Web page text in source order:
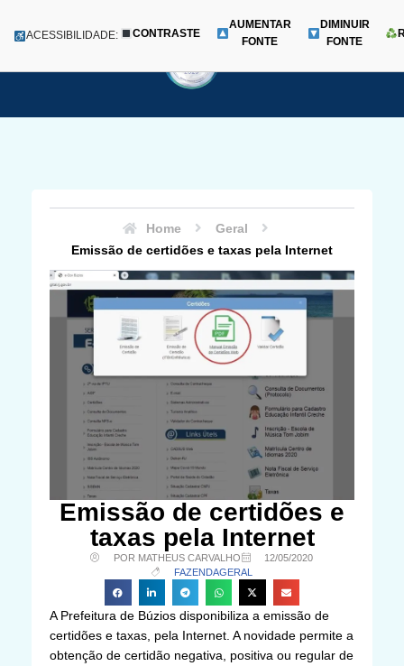
para
Menu
ACESSIBILIDADE: CONTRASTE
AUMENTAR
FONTE
DIMINUIR
FONTE
Home
Geral
Emissão de certidões e taxas pela Internet
Emissão de certidões e
taxas pela Internet
POR MATHEUS CARVALHO
12/05/2020
FAZENDAGERAL
A Prefeitura de Búzios disponibiliza a emissão de
certidões e taxas, pela Internet. A novidade permite a
obtenção de certidão negativa, positiva ou regular de